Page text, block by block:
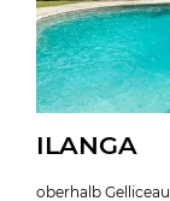
ILANGA
oberhalb